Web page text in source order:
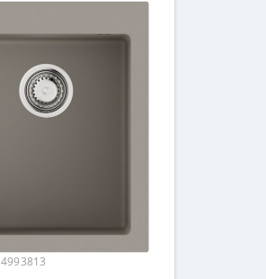
4993813